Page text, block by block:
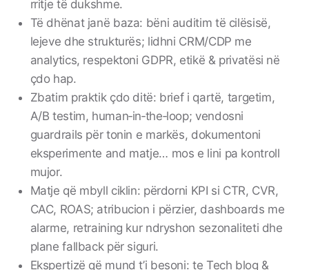
rritje të dukshme.
Të dhënat janë baza: bëni auditim të cilësisë,
lejeve dhe strukturës; lidhni CRM/CDP me
analytics, respektoni GDPR, etikë & privatësi në
çdo hap.
Zbatim praktik çdo ditë: brief i qartë, targetim,
A/B testim, human‑in‑the‑loop; vendosni
guardrails për tonin e markës, dokumentoni
eksperimente and matje… mos e lini pa kontroll
mujor.
Matje që mbyll ciklin: përdorni KPI si CTR, CVR,
CAC, ROAS; atribucion i përzier, dashboards me
alarme, retraining kur ndryshon sezonaliteti dhe
plane fallback për siguri.
Ekspertizë që mund t’i besoni: te Tech blog &